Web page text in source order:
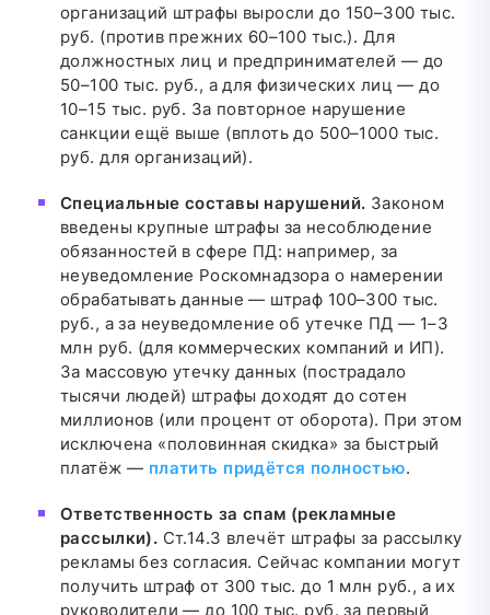
организаций штрафы выросли до 150–300 тыс.
руб. (против прежних 60–100 тыс.). Для
должностных лиц и предпринимателей — до
50–100 тыс. руб., а для физических лиц — до
10–15 тыс. руб. За повторное нарушение
санкции ещё выше (вплоть до 500–1000 тыс.
руб. для организаций).
Специальные составы нарушений. Законом
введены крупные штрафы за несоблюдение
обязанностей в сфере ПД: например, за
неуведомление Роскомнадзора о намерении
обрабатывать данные — штраф 100–300 тыс.
руб., а за неуведомление об утечке ПД — 1–3
млн руб. (для коммерческих компаний и ИП).
За массовую утечку данных (пострадало
тысячи людей) штрафы доходят до сотен
миллионов (или процент от оборота). При этом
исключена «половинная скидка» за быстрый
платёж — платить придётся полностью.
Ответственность за спам (рекламные
рассылки). Cт.14.3 влечёт штрафы за рассылку
рекламы без согласия. Сейчас компании могут
получить штраф от 300 тыс. до 1 млн руб., а их
руководители — до 100 тыс. руб. за первый